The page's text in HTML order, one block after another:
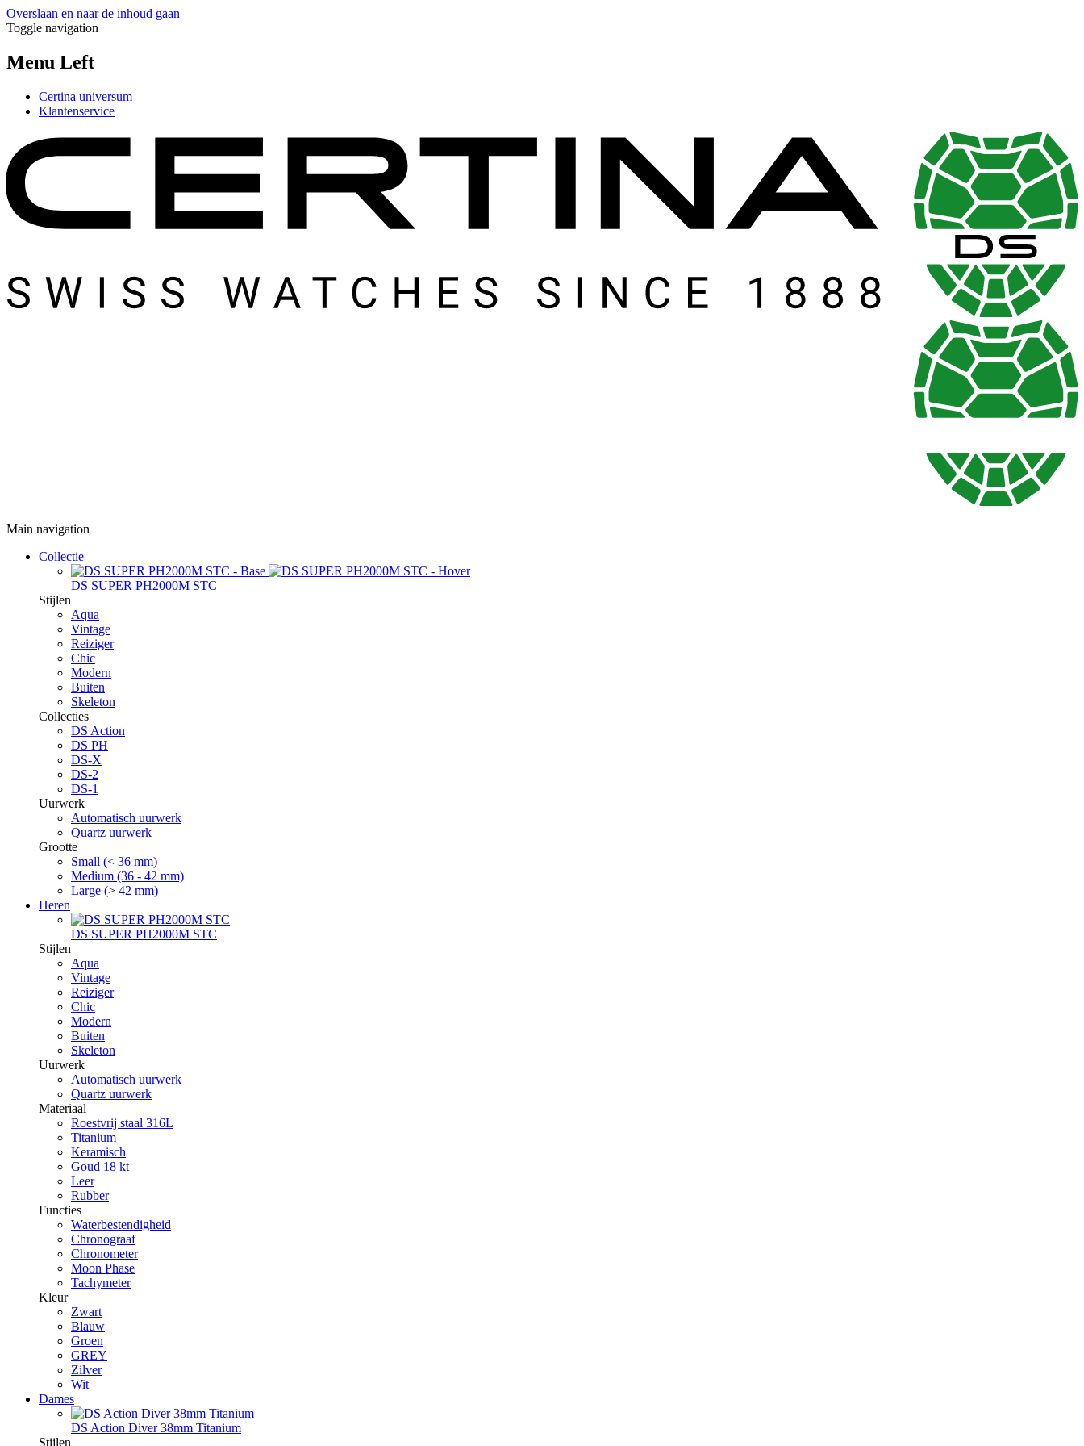
Overslaan en naar de inhoud gaan
Toggle navigation
Menu Left
Certina universum
Klantenservice
Main navigation
Collectie
DS SUPER PH2000M STC
Stijlen
Aqua
Vintage
Reiziger
Chic
Modern
Buiten
Skeleton
Collecties
DS Action
DS PH
DS-X
DS-2
DS-1
Uurwerk
Automatisch uurwerk
Quartz uurwerk
Grootte
Small (< 36 mm)
Medium (36 - 42 mm)
Large (> 42 mm)
Heren
DS SUPER PH2000M STC
Stijlen
Aqua
Vintage
Reiziger
Chic
Modern
Buiten
Skeleton
Uurwerk
Automatisch uurwerk
Quartz uurwerk
Materiaal
Roestvrij staal 316L
Titanium
Keramisch
Goud 18 kt
Leer
Rubber
Functies
Waterbestendigheid
Chronograaf
Chronometer
Moon Phase
Tachymeter
Kleur
Zwart
Blauw
Groen
GREY
Zilver
Wit
Dames
DS Action Diver 38mm Titanium
Stijlen